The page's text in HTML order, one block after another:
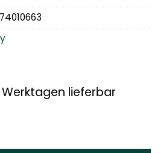
Werktagen lieferbar